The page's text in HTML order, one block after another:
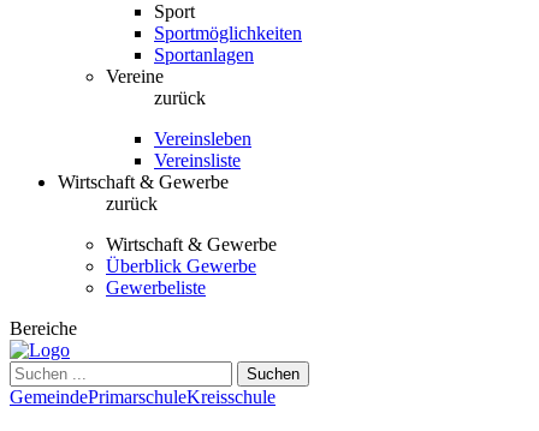
Sport
Sportmöglichkeiten
Sportanlagen
Vereine
zurück
Vereinsleben
Vereinsliste
Wirtschaft & Gewerbe
zurück
Wirtschaft & Gewerbe
Überblick Gewerbe
Gewerbeliste
Bereiche
Suchen
GemeindePrimarschuleKreisschule